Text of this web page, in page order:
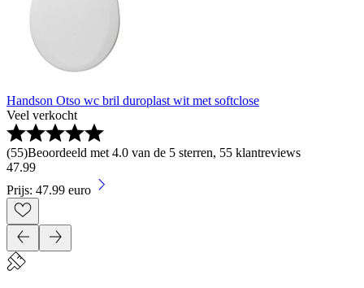
Handson Otso wc bril duroplast wit met softclose
Veel verkocht
(55)Beoordeeld met 4.0 van de 5 sterren, 55 klantreviews
47.99
Prijs: 47.99 euro